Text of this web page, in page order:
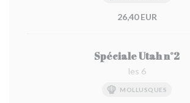
26,40 EUR
Spéciale Utah n°2
les 6
MOLLUSQUES